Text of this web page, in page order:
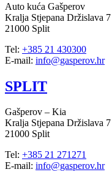
Auto kuća Gašperov
Kralja Stjepana Držislava 7
21000 Split
Tel: +385 21 430300
E-mail: info@gasperov.hr
SPLIT
Gašperov – Kia
Kralja Stjepana Držislava 7
21000 Split
Tel: +385 21 271271
E-mail: info@gasperov.hr